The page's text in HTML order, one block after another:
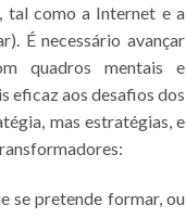
tal como a Internet e a
É necessário avançar
quadros mentais e
eficaz aos desafios dos
mas estratégias, e
se pretende formar, ou